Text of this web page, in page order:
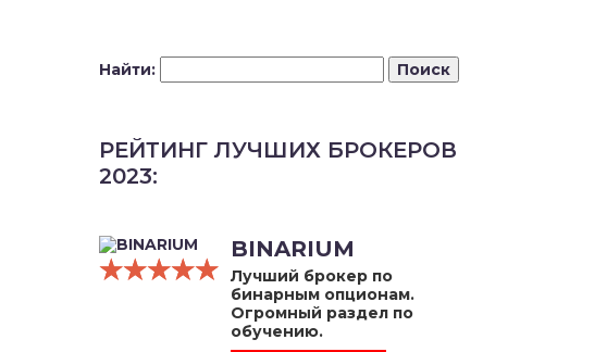
Найти:
РЕЙТИНГ ЛУЧШИХ БРОКЕРОВ
2023:
☆☆☆☆☆
★★★★★
BINARIUM
Лучший брокер по
бинарным опционам.
Огромный раздел по
обучению.